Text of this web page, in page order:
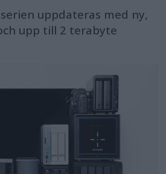
uppdateras med ny,
upp till 2 terabyte